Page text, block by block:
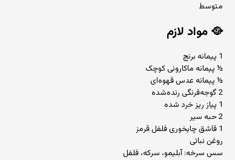
متوسط
🥘 مواد لازم
1 پیمانه برنج
½ پیمانه ماکارونی کوچک
½ پیمانه عدس قهوه‌ای
2 گوجه‌فرنگی رنده‌شده
1 پیاز ریز خرد شده
2 حبه سیر
1 قاشق چایخوری فلفل قرمز
روغن نباتی
سس سرخه: آبلیمو، سرکه، فلفل